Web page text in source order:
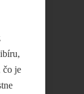
čo je